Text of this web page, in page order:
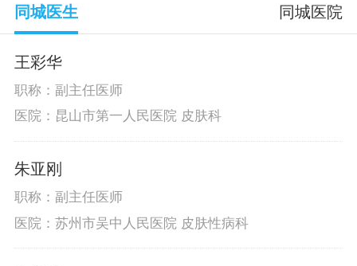
同城医生 同城医院
王彩华
职称：副主任医师
医院：昆山市第一人民医院 皮肤科
朱亚刚
职称：副主任医师
医院：苏州市吴中人民医院 皮肤性病科